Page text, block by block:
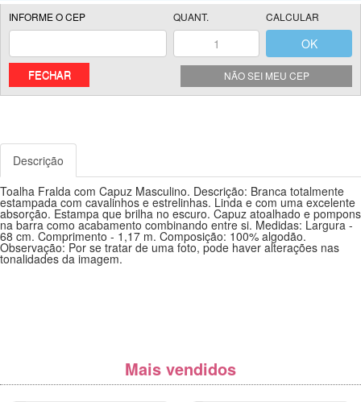
NÃO SEI MEU CEP
FECHAR
Descrição
Toalha Fralda com Capuz Masculino. Descrição: Branca totalmente
estampada com cavalinhos e estrelinhas. Linda e com uma excelente
absorção. Estampa que brilha no escuro. Capuz atoalhado e pompons
na barra como acabamento combinando entre si. Medidas: Largura -
68 cm. Comprimento - 1,17 m. Composição: 100% algodão.
Observação: Por se tratar de uma foto, pode haver alterações nas
tonalidades da imagem.
Mais vendidos